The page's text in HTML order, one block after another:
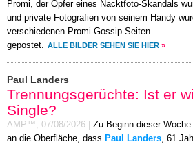
Promi, der Opfer eines Nacktfoto-Skandals
und private Fotografien von seinem Handy
verschiedenen Promi-Gossip-Seiten
gepostet.
ALLE BILDER SEHEN SIE HIER »
Paul Landers
Trennungsgerüchte: Ist er
Single?
AMP™, 07/08/2026
Zu Beginn dieser
an die Oberfläche, dass Paul Landers , 61